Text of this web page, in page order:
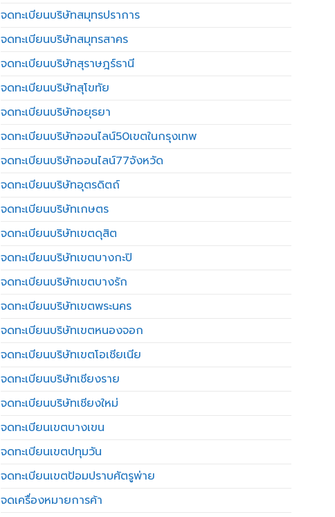
จดทะเบียนบริษัทสมุทรปราการ
จดทะเบียนบริษัทสมุทรสาคร
จดทะเบียนบริษัทสุราษฎร์ธานี
จดทะเบียนบริษัทสุโขทัย
จดทะเบียนบริษัทอยุธยา
จดทะเบียนบริษัทออนไลน์50เขตในกรุงเทพ
จดทะเบียนบริษัทออนไลน์77จังหวัด
จดทะเบียนบริษัทอุตรดิตถ์
จดทะเบียนบริษัทเกษตร
จดทะเบียนบริษัทเขตดุสิต
จดทะเบียนบริษัทเขตบางกะปิ
จดทะเบียนบริษัทเขตบางรัก
จดทะเบียนบริษัทเขตพระนคร
จดทะเบียนบริษัทเขตหนองจอก
จดทะเบียนบริษัทเขตโอเชียเนีย
จดทะเบียนบริษัทเชียงราย
จดทะเบียนบริษัทเชียงใหม่
จดทะเบียนเขตบางเขน
จดทะเบียนเขตปทุมวัน
จดทะเบียนเขตป้อมปราบศัตรูพ่าย
จดเครื่องหมายการค้า